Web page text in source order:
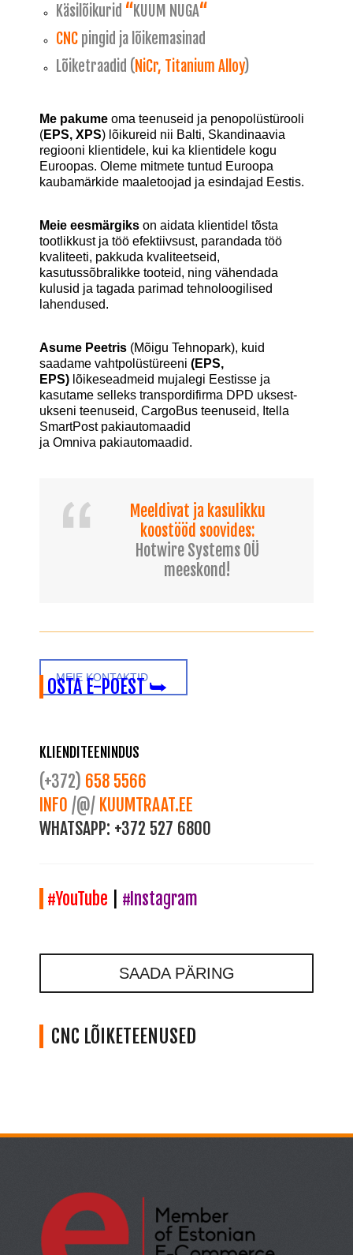
Käsilõikurid “KUUM NUGA“
CNC pingid ja lõikemasinad
Lõiketraadid ( NiCr, Titanium Alloy)
Me pakume oma teenuseid ja penopolüstürooli
(EPS, XPS) lõikureid nii Balti, Skandinaavia
regiooni klientidele, kui ka klientidele kogu
Euroopas. Oleme mitmete tuntud Euroopa
kaubamärkide maaletoojad ja esindajad Eestis.
Meie eesmärgiks on aidata klientidel tõsta
tootlikkust ja töö efektiivsust, parandada töö
kvaliteeti, pakkuda kvaliteetseid,
kasutussõbralikke tooteid, ning vähendada
kulusid ja tagada parimad tehnoloogilised
lahendused.
Asume Peetris (Mõigu Tehnopark), kuid
saadame vahtpolüstüreeni (EPS,
EPS) lõikeseadmeid mujalegi Eestisse ja
kasutame selleks transpordifirma DPD uksest-
ukseni teenuseid, CargoBus teenuseid, Itella
SmartPost pakiautomaadid
ja Omniva pakiautomaadid.
Meeldivat ja kasulikku
koostööd soovides:
Hotwire Systems OÜ
meeskond!
MEIE KONTAKTID
OSTA E-POEST ⮩
KLIENDITEENINDUS
(+372) 658 5566
INFO /@/ KUUMTRAAT.EE
WHATSAPP: +372 527 6800
#YouTube #Instagram
SAADA PÄRING
CNC LÕIKETEENUSED